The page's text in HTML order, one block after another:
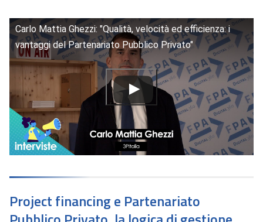
Carlo Mattia Ghezzi: "Qualità, velocità ed efficienza: i
vantaggi del Partenariato Pubblico Privato"
Project financing e Partenariato